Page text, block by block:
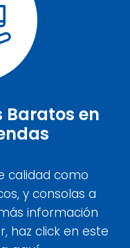
en
calidad como
y consolas a
información
haz click en este